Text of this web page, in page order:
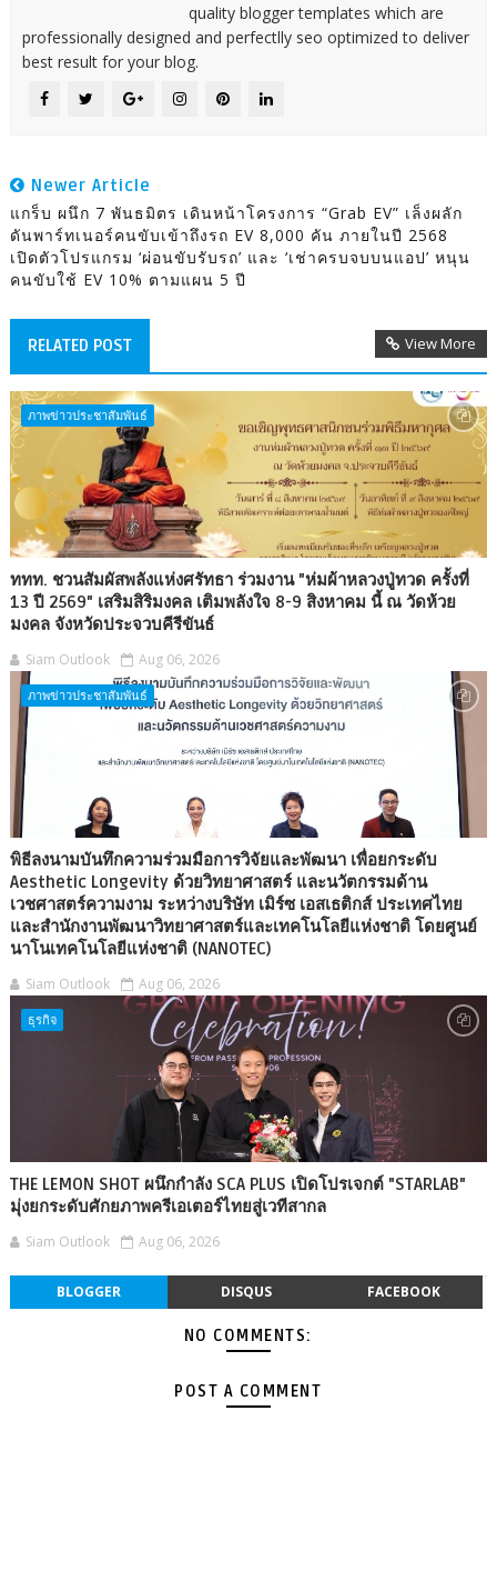
quality blogger templates which are
professionally designed and perfectlly seo optimized to deliver
best result for your blog.
Newer Article
แกร็บ ผนึก 7 พันธมิตร เดินหน้าโครงการ “Grab EV” เล็งผลัก
ดันพาร์ทเนอร์คนขับเข้าถึงรถ EV 8,000 คัน ภายในปี 2568
เปิดตัวโปรแกรม ‘ผ่อนขับรับรถ’ และ ‘เช่าครบจบบนแอป’ หนุน
คนขับใช้ EV 10% ตามแผน 5 ปี
RELATED POST View More
ภาพข่าวประชาสัมพันธ์
ททท. ชวนสัมผัสพลังแห่งศรัทธา ร่วมงาน "ห่มผ้าหลวงปู่ทวด ครั้งที่
13 ปี 2569" เสริมสิริมงคล เติมพลังใจ 8-9 สิงหาคม นี้ ณ วัดห้วย
มงคล จังหวัดประจวบคีรีขันธ์
Siam Outlook Aug 06, 2026
ภาพข่าวประชาสัมพันธ์
พิธีลงนามบันทึกความร่วมมือการวิจัยและพัฒนา เพื่อยกระดับ
Aesthetic Longevity ด้วยวิทยาศาสตร์ และนวัตกรรมด้าน
เวชศาสตร์ความงาม ระหว่างบริษัท เมิร์ซ เอสเธติกส์ ประเทศไทย
และสำนักงานพัฒนาวิทยาศาสตร์และเทคโนโลยีแห่งชาติ โดยศูนย์
นาโนเทคโนโลยีแห่งชาติ (NANOTEC)
Siam Outlook Aug 06, 2026
ธุรกิจ
THE LEMON SHOT ผนึกกำลัง SCA PLUS เปิดโปรเจกต์ "STARLAB"
มุ่งยกระดับศักยภาพครีเอเตอร์ไทยสู่เวทีสากล
Siam Outlook Aug 06, 2026
BLOGGER DISQUS FACEBOOK
NO COMMENTS:
POST A COMMENT